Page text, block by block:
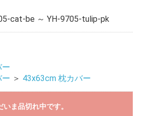
cat-be ～ YH-9705-tulip-pk
ー
ー ＞ 43x63cm 枕カバー
いま品切れ中です。